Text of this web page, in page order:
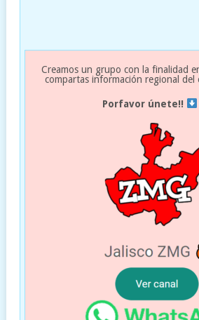
Creamos un grupo con la finalidad
compartas información regional del
Porfavor únete!!